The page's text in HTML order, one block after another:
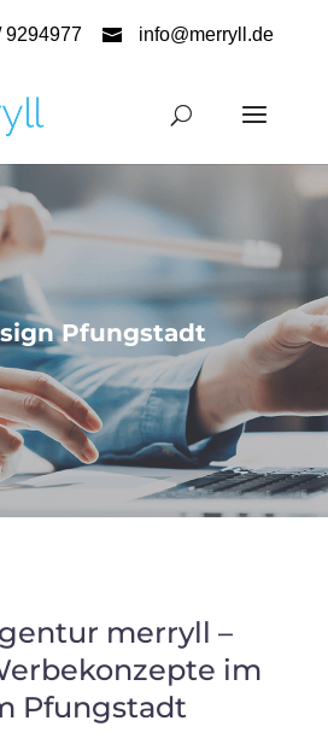
9294977 info@merryll.de
Pfungstadt
merryll –
im
Pfungstadt